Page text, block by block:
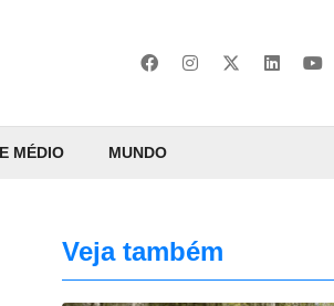
MÉDIO MUNDO
Veja também